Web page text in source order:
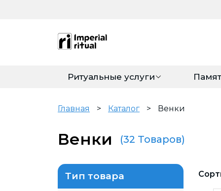
Ритуальные услуги
Главная > Каталог > Венки
Венки (32 Товаров)
Тип товара